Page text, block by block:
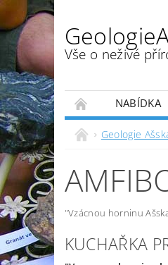
Vše o neživé
NABÍDKA
HESLÁŘGeologie
"Vzácnou horninu
KUCHAŘKA